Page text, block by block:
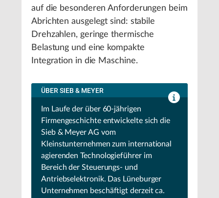
auf die besonderen Anforderungen beim
Abrichten ausgelegt sind: stabile
Drehzahlen, geringe thermische
Belastung und eine kompakte
Integration in die Maschine.
ÜBER SIEB & MEYER
Im Laufe der über 60-jährigen
Firmengeschichte entwickelte sich die
Sieb & Meyer AG vom
Kleinstunternehmen zum international
agierenden Technologieführer im
Bereich der Steuerungs- und
Antriebselektronik. Das Lüneburger
Unternehmen beschäftigt derzeit ca.